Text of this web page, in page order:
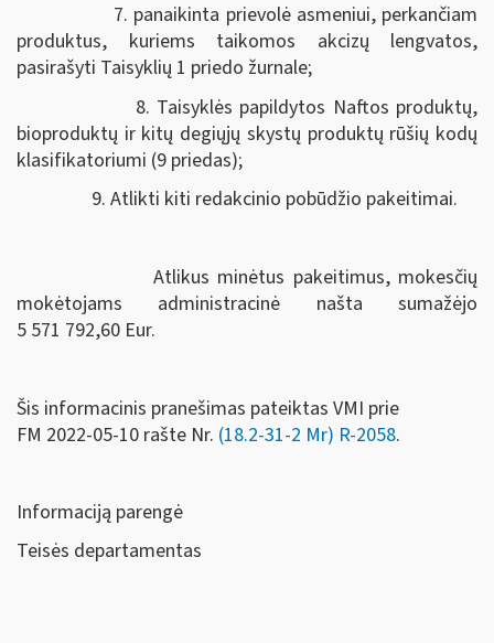
7. panaikinta prievolė asmeniui, perkančiam
produktus, kuriems taikomos akcizų lengvatos,
pasirašyti Taisyklių 1 priedo žurnale;
8. Taisyklės papildytos Naftos produktų,
bioproduktų ir kitų degiųjų skystų produktų rūšių kodų
klasifikatoriumi (9 priedas);
9. Atlikti kiti redakcinio pobūdžio pakeitimai.
Atlikus minėtus pakeitimus, mokesčių
mokėtojams administracinė našta sumažėjo
5 571 792,60 Eur.
Šis informacinis pranešimas pateiktas VMI prie
FM 2022-05-10 rašte Nr. (18.2-31-2 Mr) R-2058.
Informaciją parengė
Teisės departamentas